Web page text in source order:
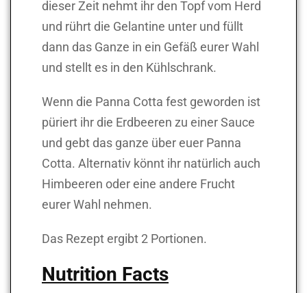
dieser Zeit nehmt ihr den Topf vom Herd
und rührt die Gelantine unter und füllt
dann das Ganze in ein Gefäß eurer Wahl
und stellt es in den Kühlschrank.
Wenn die Panna Cotta fest geworden ist
püriert ihr die Erdbeeren zu einer Sauce
und gebt das ganze über euer Panna
Cotta. Alternativ könnt ihr natürlich auch
Himbeeren oder eine andere Frucht
eurer Wahl nehmen.
Das Rezept ergibt 2 Portionen.
Nutrition Facts